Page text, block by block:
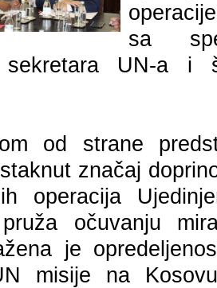
sa
sekretara UN-a i
od strane
značaj
operacija
pruža očuvanju
je
misije na